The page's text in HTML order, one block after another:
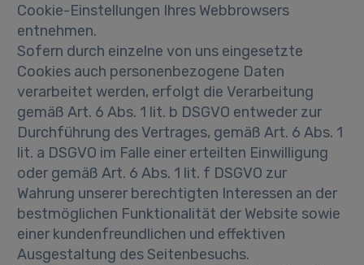
Cookie-Einstellungen Ihres Webbrowsers
entnehmen.
Sofern durch einzelne von uns eingesetzte
Cookies auch personenbezogene Daten
verarbeitet werden, erfolgt die Verarbeitung
gemäß Art. 6 Abs. 1 lit. b DSGVO entweder zur
Durchführung des Vertrages, gemäß Art. 6 Abs. 1
lit. a DSGVO im Falle einer erteilten Einwilligung
oder gemäß Art. 6 Abs. 1 lit. f DSGVO zur
Wahrung unserer berechtigten Interessen an der
bestmöglichen Funktionalität der Website sowie
einer kundenfreundlichen und effektiven
Ausgestaltung des Seitenbesuchs.